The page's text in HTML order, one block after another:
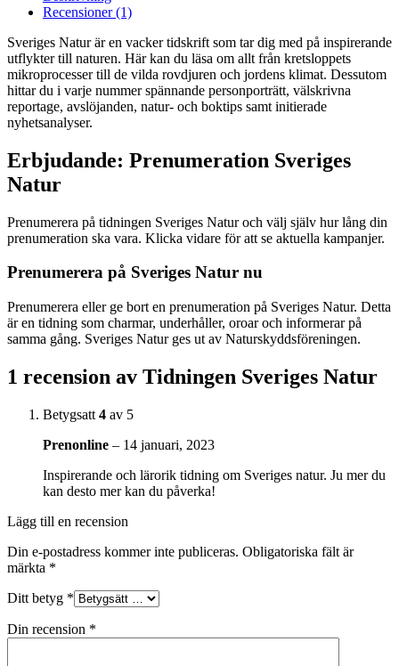
Recensioner (1)
Sveriges Natur är en vacker tidskrift som tar dig med på inspirerande
utflykter till naturen. Här kan du läsa om allt från kretsloppets
mikroprocesser till de vilda rovdjuren och jordens klimat. Dessutom
hittar du i varje nummer spännande personporträtt, välskrivna
reportage, avslöjanden, natur- och boktips samt initierade
nyhetsanalyser.
Erbjudande: Prenumeration Sveriges
Natur
Prenumerera på tidningen Sveriges Natur och välj själv hur lång din
prenumeration ska vara. Klicka vidare för att se aktuella kampanjer.
Prenumerera på Sveriges Natur nu
Prenumerera eller ge bort en prenumeration på Sveriges Natur. Detta
är en tidning som charmar, underhåller, oroar och informerar på
samma gång. Sveriges Natur ges ut av Naturskyddsföreningen.
1 recension av Tidningen Sveriges Natur
Betygsatt 4 av 5
Prenonline – 14 januari, 2023
Inspirerande och lärorik tidning om Sveriges natur. Ju mer du
kan desto mer kan du påverka!
Lägg till en recension
Din e-postadress kommer inte publiceras. Obligatoriska fält är
märkta *
Ditt betyg *
Din recension *